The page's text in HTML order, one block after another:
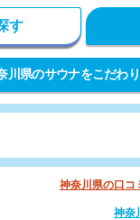
す
川県のサウナをこだわ
神奈川県の口コ
神奈